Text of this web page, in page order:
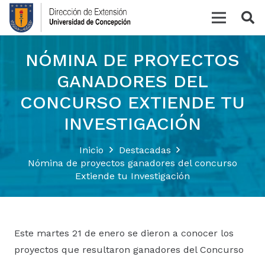
NÓMINA DE PROYECTOS
GANADORES DEL
CONCURSO EXTIENDE TU
INVESTIGACIÓN
Inicio
Destacadas
Nómina de proyectos ganadores del concurso
Extiende tu Investigación
Este martes 21 de enero se dieron a conocer los
proyectos que resultaron ganadores del Concurso